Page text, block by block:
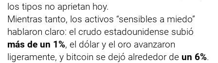
los tipos no aprietan hoy.
Mientras tanto, los activos “sensibles a miedo”
hablaron claro: el crudo estadounidense subió
más de un 1%, el dólar y el oro avanzaron
ligeramente, y bitcoin se dejó alrededor de un 6%.